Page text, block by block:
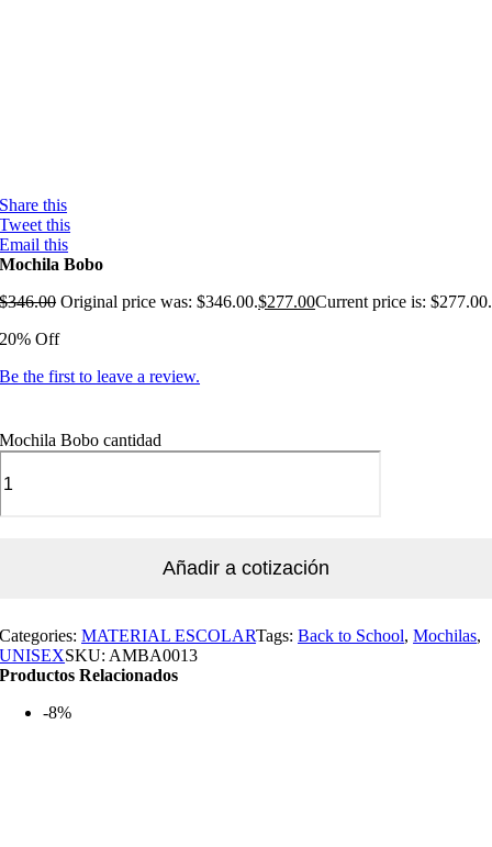
Share this
Tweet this
Email this
Mochila Bobo
$346.00 Original price was: $346.00.$277.00Current price is: $277.00.
20% Off
Be the first to leave a review.
Mochila Bobo cantidad
Añadir a cotización
Categories:MATERIAL ESCOLARTags:Back to School,Mochilas,
UNISEXSKU: AMBA0013
Productos Relacionados
-8%